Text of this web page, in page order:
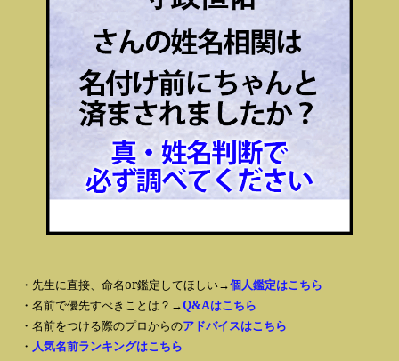
・先生に直接、命名or鑑定してほしい→個人鑑定はこちら
・名前で優先すべきことは？→Q&Aはこちら
・名前をつける際のプロからのアドバイスはこちら
・ 人気名前ランキングはこちら